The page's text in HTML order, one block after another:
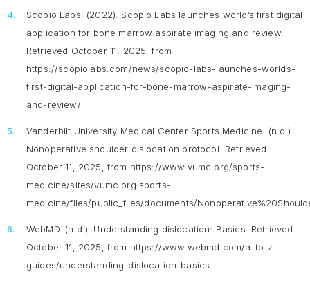
Scopio Labs. (2022). Scopio Labs launches world’s first digital
application for bone marrow aspirate imaging and review.
Retrieved October 11, 2025, from
https://scopiolabs.com/news/scopio-labs-launches-worlds-
first-digital-application-for-bone-marrow-aspirate-imaging-
and-review/
Vanderbilt University Medical Center Sports Medicine. (n.d.).
Nonoperative shoulder dislocation protocol . Retrieved
October 11, 2025, from https://www.vumc.org/sports-
medicine/sites/vumc.org.sports-
medicine/files/public_files/documents/
WebMD. (n.d.). Understanding dislocation: Basics . Retrieved
October 11, 2025, from https://www.webmd.com/a-to-z-
guides/understanding-dislocation-basics